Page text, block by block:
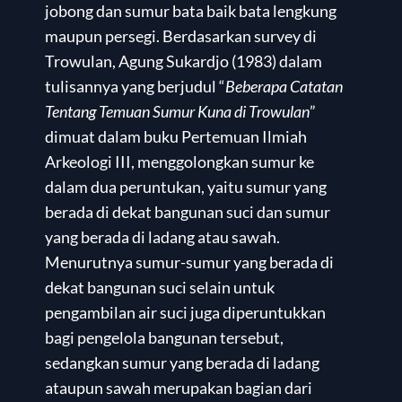
jobong dan sumur bata baik bata lengkung
maupun persegi. Berdasarkan survey di
Trowulan, Agung Sukardjo (1983) dalam
tulisannya yang berjudul “Beberapa Catatan
Tentang Temuan Sumur Kuna di Trowulan”
dimuat dalam buku Pertemuan Ilmiah
Arkeologi III, menggolongkan sumur ke
dalam dua peruntukan, yaitu sumur yang
berada di dekat bangunan suci dan sumur
yang berada di ladang atau sawah.
Menurutnya sumur-sumur yang berada di
dekat bangunan suci selain untuk
pengambilan air suci juga diperuntukkan
bagi pengelola bangunan tersebut,
sedangkan sumur yang berada di ladang
ataupun sawah merupakan bagian dari